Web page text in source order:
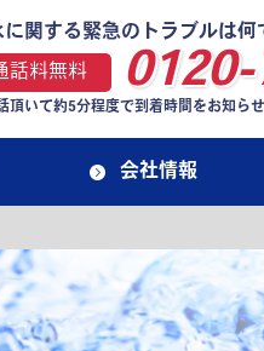
に関する緊急のトラブルは
話料無料
頂いて約5分程度で到着時間をお知ら
会社情報